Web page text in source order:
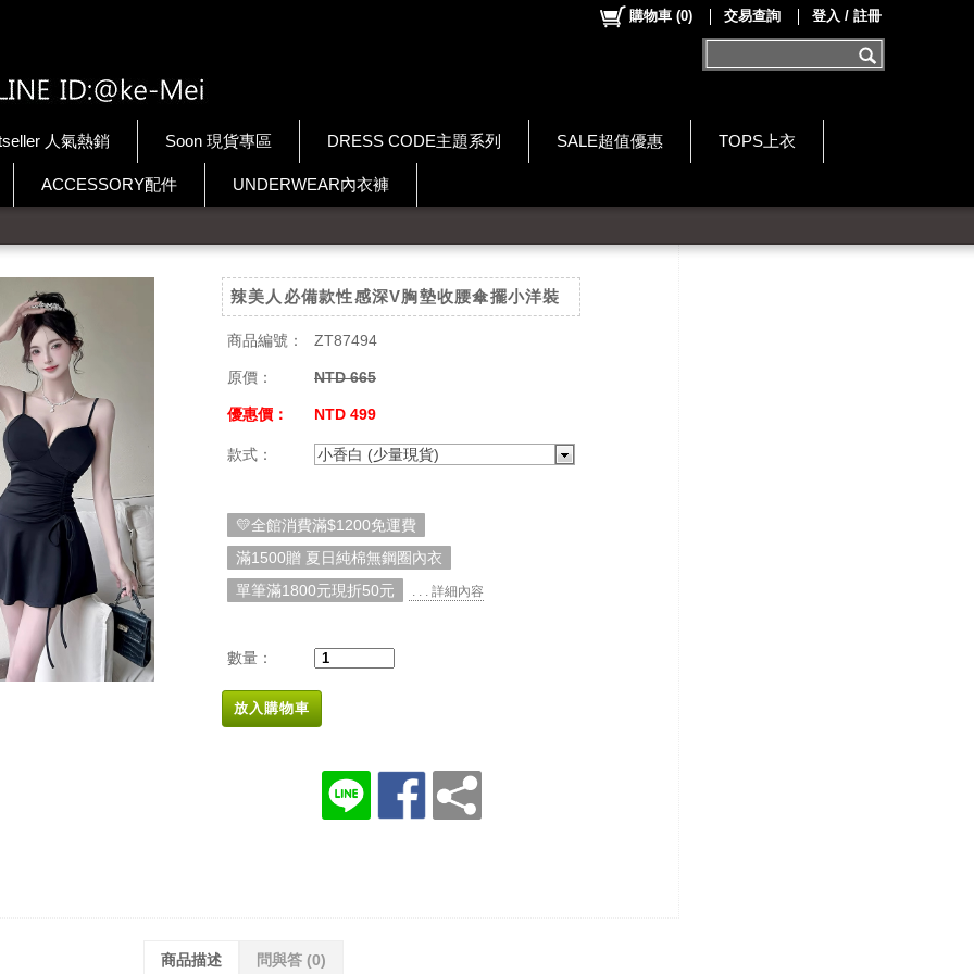
人氣熱銷 Soon 現貨專區 DRESS CODE主題系列 SALE超值優惠 TOPS上衣
ACCESSORY配件 UNDERWEAR內衣褲
購物車 (0) 交易查詢 登入 / 註冊
辣美人必備款性感深V胸墊收腰傘擺小洋裝
商品編號： ZT87494
原價： NTD 665
優惠價： NTD 499
款式： 小香白 (少量現貨)
💛全館消費滿$1200免運費
滿1500贈 夏日純棉無鋼圈內衣
單筆滿1800元現折50元
. . . 詳細內容
數量：
放入購物車
商品描述 問與答 (0)